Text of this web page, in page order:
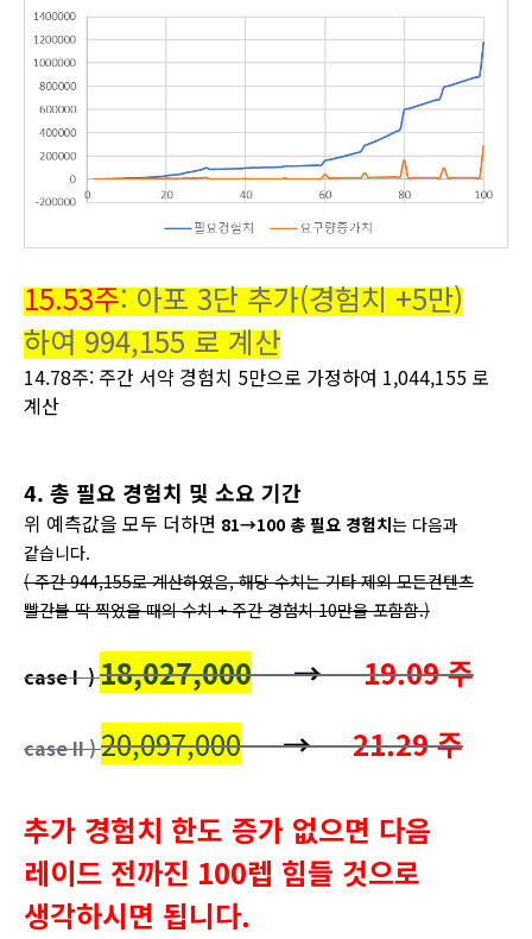
15.53주: 아포 3단 추가(경험치 +5만)
하여 994,155 로 계산
14.78주: 주간 서약 경험치 5만으로 가정하여 1,044,155 로
계산
4. 총 필요 경험치 및 소요 기간
위 예측값을 모두 더하면 81→100 총 필요 경험치는 다음과
같습니다.
( 주간 944,155로 계산하였음, 해당 수치는 기타 제외 모든컨텐츠
빨간불 딱 찍었을 때의 수치 + 주간 경험치 10만을 포함함.)
case I )18,027,000 →19.09 주
case II )20,097,000 →21.29 주
추가 경험치 한도 증가 없으면 다음
레이드 전까진 100렙 힘들 것으로
생각하시면 됩니다.